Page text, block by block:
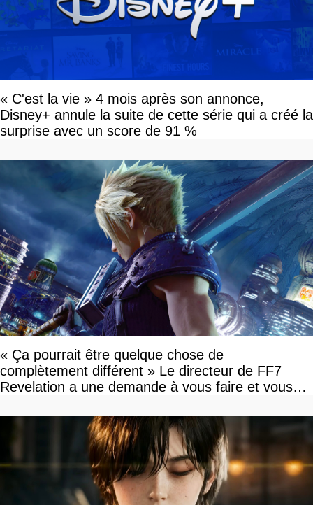
« C'est la vie » 4 mois après son annonce,
Disney+ annule la suite de cette série qui a créé la
surprise avec un score de 91 %
« Ça pourrait être quelque chose de
complètement différent » Le directeur de FF7
Revelation a une demande à vous faire et vous